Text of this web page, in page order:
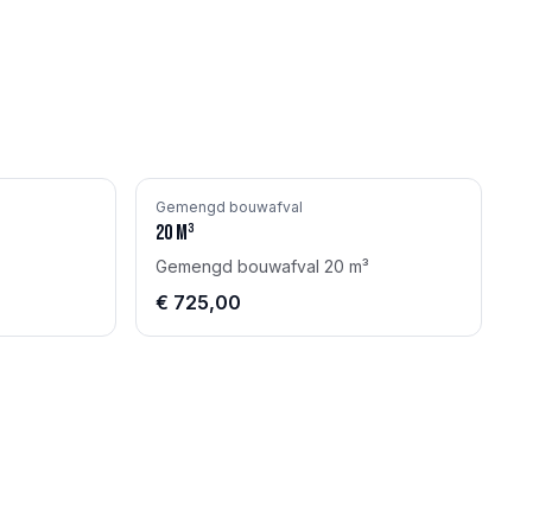
Gemengd bouwafval
20m³
Gemengd bouwafval 20 m³
€ 725,00